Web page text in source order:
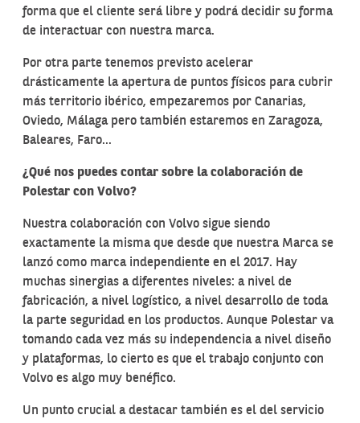
forma que el cliente será libre y podrá decidir su forma
de interactuar con nuestra marca.
Por otra parte tenemos previsto acelerar
drásticamente la apertura de puntos físicos para cubrir
más territorio ibérico, empezaremos por Canarias,
Oviedo, Málaga pero también estaremos en Zaragoza,
Baleares, Faro…
¿Qué nos puedes contar sobre la colaboración de
Polestar con Volvo?
Nuestra colaboración con Volvo sigue siendo
exactamente la misma que desde que nuestra Marca se
lanzó como marca independiente en el 2017. Hay
muchas sinergias a diferentes niveles: a nivel de
fabricación, a nivel logístico, a nivel desarrollo de toda
la parte seguridad en los productos. Aunque Polestar va
tomando cada vez más su independencia a nivel diseño
y plataformas, lo cierto es que el trabajo conjunto con
Volvo es algo muy benéfico.
Un punto crucial a destacar también es el del servicio